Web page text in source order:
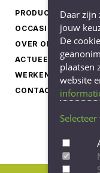
PRODUCTEN
OCCASIONS
OVER ONS
ACTUEEL
WERKEN BIJ
CONTACT
Daar zijn
jouw
De
plaatsen
website